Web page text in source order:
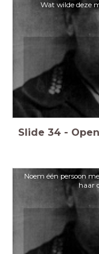
Wat wilde deze
Slide 34 -
Noem één persoon
haar